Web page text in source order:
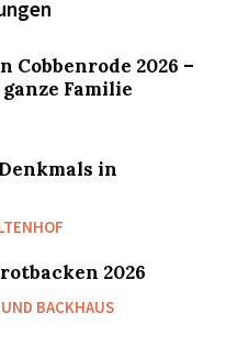
2026 –
Familie
in
2026
BACKHAUS